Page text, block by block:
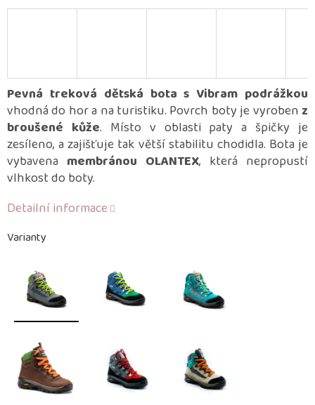
Varianty
Pevná treková dětská bota s Vibram podrážkou
vhodná do hor a na turistiku. Povrch boty je vyroben z
broušené kůže. Místo v oblasti paty a špičky je
zesíleno, a zajišťuje tak větší stabilitu chodidla. Bota je
vybavena membránou OLANTEX, která nepropustí
vlhkost do boty.
Detailní informace